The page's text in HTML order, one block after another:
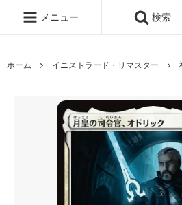
メニュー 検索
ホーム イニストラード・リマスター